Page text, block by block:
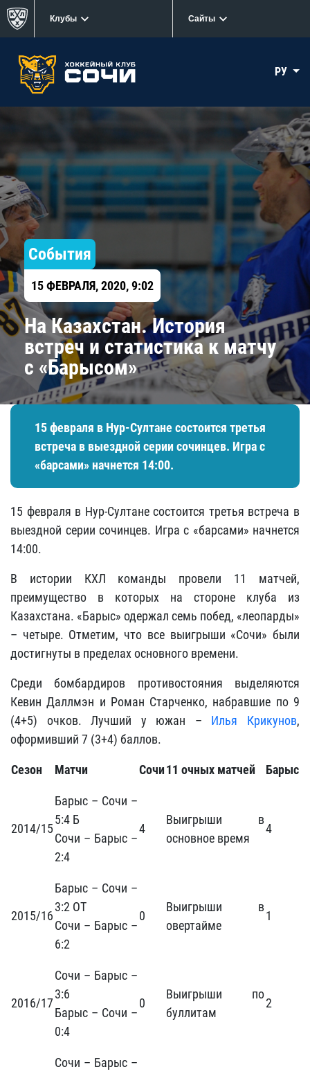
Клубы Сайты
РУ
События
15 ФЕВРАЛЯ, 2020, 9:02
На Казахстан. История
встреч и статистика к матчу
с «Барысом»
15 февраля в Нур-Султане состоится третья
встреча в выездной серии сочинцев. Игра с
«барсами» начнется 14:00.
15 февраля в Нур-Султане состоится третья встреча в
выездной серии сочинцев. Игра с «барсами» начнется
14:00.
В истории КХЛ команды провели 11 матчей,
преимущество в которых на стороне клуба из
Казахстана. «Барыс» одержал семь побед, «леопарды»
– четыре. Отметим, что все выигрыши «Сочи» были
достигнуты в пределах основного времени.
Среди бомбардиров противостояния выделяются
Кевин Даллмэн и Роман Старченко, набравшие по 9
(4+5) очков. Лучший у южан – Илья Крикунов,
оформивший 7 (3+4) баллов.
Сезон Матчи Сочи11 очных матчей Барыс
2014/15
Барыс – Сочи –
5:4 Б
Сочи – Барыс –
2:4
4
Выигрыши в
основное время
4
2015/16
Барыс – Сочи –
3:2 ОТ
Сочи – Барыс –
6:2
0
Выигрыши в
овертайме
1
2016/17
Сочи – Барыс –
3:6
Барыс – Сочи –
0:4
0
Выигрыши по
буллитам
2
Сочи – Барыс –